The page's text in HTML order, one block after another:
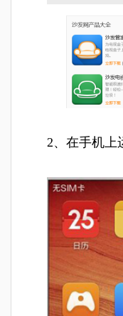
2、在手机上